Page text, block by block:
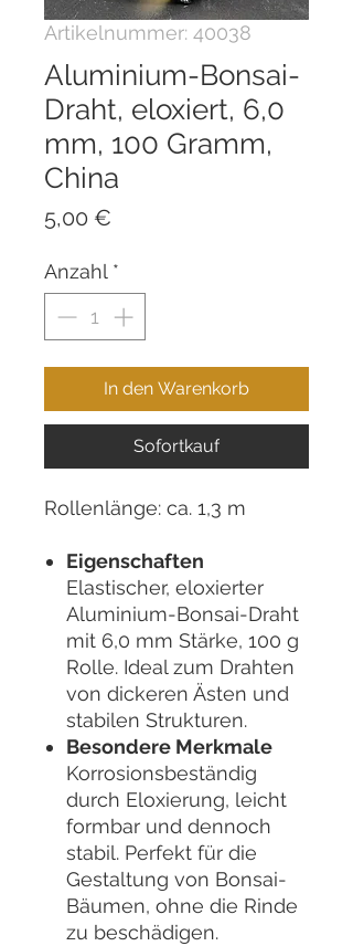
Artikelnummer: 40038
Aluminium-Bonsai-
Draht, eloxiert, 6,0
mm, 100 Gramm,
China
5,00 €
Anzahl *
In den Warenkorb
Sofortkauf
Rollenlänge: ca. 1,3 m
Eigenschaften
Elastischer, eloxierter
Aluminium-Bonsai-Draht
mit 6,0 mm Stärke, 100 g
Rolle. Ideal zum Drahten
von dickeren Ästen und
stabilen Strukturen.
Besondere Merkmale
Korrosionsbeständig
durch Eloxierung, leicht
formbar und dennoch
stabil. Perfekt für die
Gestaltung von Bonsai-
Bäumen, ohne die Rinde
zu beschädigen.